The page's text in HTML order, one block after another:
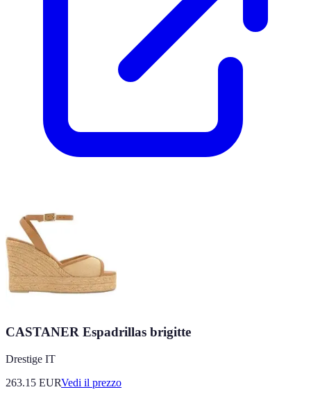
CASTANER Espadrillas brigitte
Drestige IT
263.15 EURVedi il prezzo